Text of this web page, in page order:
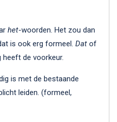
het-woorden. Het zou dan
is ook erg formeel. Dat of
de voorkeur.
is met de bestaande
leiden. (formeel,